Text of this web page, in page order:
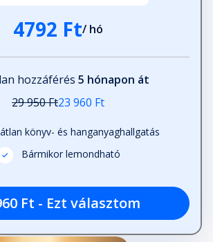
4792 Ft/ hó
hozzáférés 5 hónapon át
29 950 Ft23 960 Ft
könyv- és hanganyaghallgatás
Bármikor lemondható
Ft - Ezt választom